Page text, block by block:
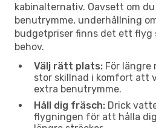
kabinalternativ. Oavsett om
benutrymme, underhållning
budgetpriser finns det ett flyg
behov.
Välj rätt plats: För längre
stor skillnad i komfort att
extra benutrymme.
Håll dig fräsch: Drick
flygningen för att hålla